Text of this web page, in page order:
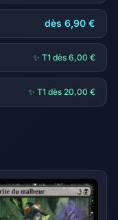
dès 6,90 €
✨ T1 dès 6,00 €
✨ T1 dès 20,00 €